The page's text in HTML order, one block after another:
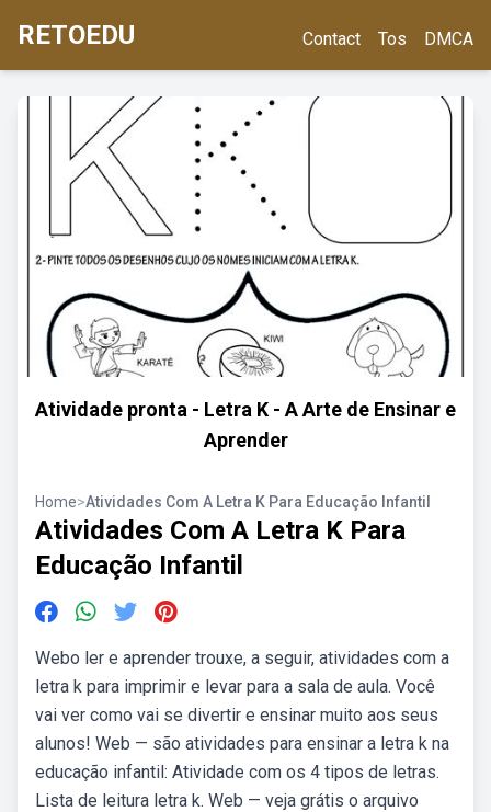
RETOEDU Contact Tos DMCA
Atividade pronta - Letra K - A Arte de Ensinar e
Aprender
Home>Atividades Com A Letra K Para Educação Infantil
Atividades Com A Letra K Para
Educação Infantil
Webo ler e aprender trouxe, a seguir, atividades com a
letra k para imprimir e levar para a sala de aula. Você
vai ver como vai se divertir e ensinar muito aos seus
alunos! Web — são atividades para ensinar a letra k na
educação infantil: Atividade com os 4 tipos de letras.
Lista de leitura letra k. Web — veja grátis o arquivo